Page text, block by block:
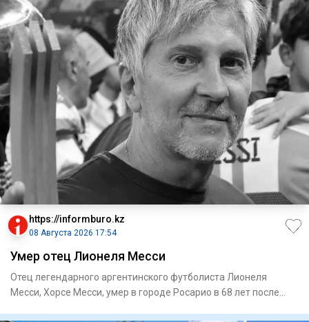
https://informburo.kz
08 Августа 2026 17:54
Умер отец Лионеля Месси
Отец легендарного аргентинского футболиста Лионеля
Месси, Хорсе Месси, умер в городе Росарио в 68 лет после